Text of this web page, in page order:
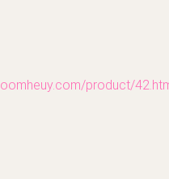
product/